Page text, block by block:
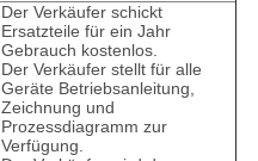
Der Verkäufer schickt
Ersatzteile für ein Jahr
Gebrauch kostenlos.
Der Verkäufer stellt für alle
Geräte Betriebsanleitung,
Zeichnung und
Prozessdiagramm zur
Verfügung.